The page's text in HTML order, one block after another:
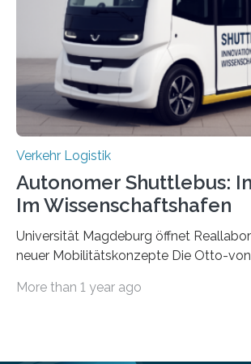
Materialflusssimulationen, ob die
effizienter ist als die zentrale
das IPH noch Unternehmen, die
am realen Beispiel ihrer Fabrik…
Verkehr Logistik
Autonomer Shuttlebus:
Im Wissenschaftshafen
Universität Magdeburg öffnet
neuer Mobilitätskonzepte Die Otto-
Erforschung neuer Mobilitätskonzepte
More than 1 year ago